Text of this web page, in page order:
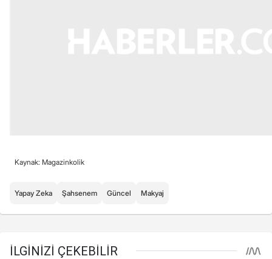
Kaynak: Magazinkolik
Yapay Zeka Şahsenem Güncel Makyaj